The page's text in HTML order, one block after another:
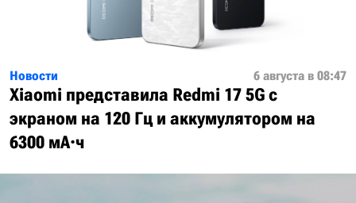
Новости 6 августа в 08:47
Xiaomi представила Redmi 17 5G с
экраном на 120 Гц и аккумулятором на
6300 мА·ч